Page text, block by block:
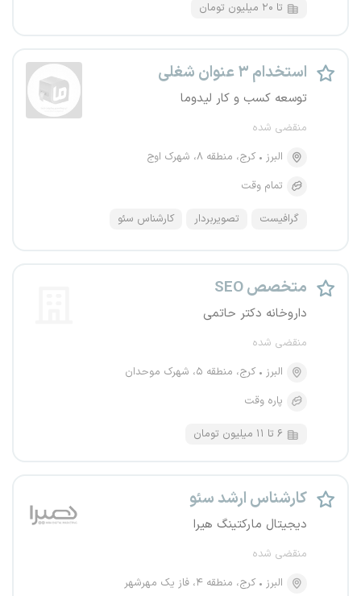
تا ۲۰ میلیون تومان
استخدام ۳ عنوان شغلی
توسعه کسب و کار لیدوما
منقضی شده
البرز
کرج، منطقه ۸، شهرک اوج
تمام وقت
گرافیست تصویربردار کارشناس سئو
متخصص SEO
داروخانه دکتر حاتمی
منقضی شده
البرز
کرج، منطقه ۵، شهرک موحدان
پاره وقت
۶ تا ۱۱ میلیون تومان
کارشناس ارشد سئو
دیجیتال مارکتینگ هیرا
منقضی شده
البرز
کرج، منطقه ۴، فاز یک مهرشهر